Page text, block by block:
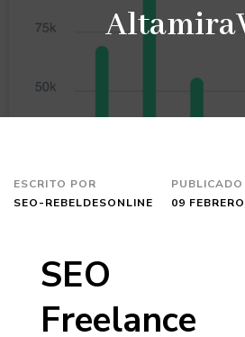
ESCRITO POR
SEO-REBELDESONLINE
PUBLICADO
09
SEO
Freelance